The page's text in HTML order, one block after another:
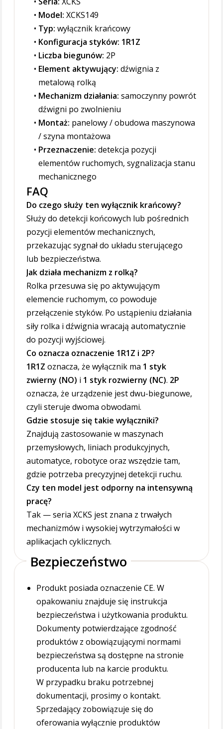
Model: XCKS149
Typ: wyłącznik krańcowy
Konfiguracja styków: 1R1Z
Liczba biegunów: 2P
Element aktywujący: dźwignia z
metalową rolką
Mechanizm działania: samoczynny powrót
dźwigni po zwolnieniu
Montaż: panelowy / obudowa maszynowa
/ szyna montażowa
Przeznaczenie: detekcja pozycji
elementów ruchomych, sygnalizacja stanu
mechanicznego
FAQ
Do czego służy ten wyłącznik krańcowy?
Służy do detekcji końcowych lub pośrednich
pozycji elementów mechanicznych,
przekazując sygnał do układu sterującego
lub bezpieczeństwa.
Jak działa mechanizm z rolką?
Rolka przesuwa się po aktywującym
elemencie ruchomym, co powoduje
przełączenie styków. Po ustąpieniu działania
siły rolka i dźwignia wracają automatycznie
do pozycji wyjściowej.
Co oznacza oznaczenie 1R1Z i 2P?
1R1Z oznacza, że wyłącznik ma 1 styk
zwierny (NO) i 1 styk rozwierny (NC). 2P
oznacza, że urządzenie jest dwu-biegunowe,
czyli steruje dwoma obwodami.
Gdzie stosuje się takie wyłączniki?
Znajdują zastosowanie w maszynach
przemysłowych, liniach produkcyjnych,
automatyce, robotyce oraz wszędzie tam,
gdzie potrzeba precyzyjnej detekcji ruchu.
Czy ten model jest odporny na intensywną
pracę?
Tak — seria XCKS jest znana z trwałych
mechanizmów i wysokiej wytrzymałości w
aplikacjach cyklicznych.
Bezpieczeństwo
Produkt posiada oznaczenie CE. W
opakowaniu znajduje się instrukcja
bezpieczeństwa i użytkowania produktu.
Dokumenty potwierdzające zgodność
produktów z obowiązującymi normami
bezpieczeństwa są dostępne na stronie
producenta lub na karcie produktu.
W przypadku braku potrzebnej
dokumentacji, prosimy o kontakt.
Sprzedający zobowiązuje się do
oferowania wyłącznie produktów